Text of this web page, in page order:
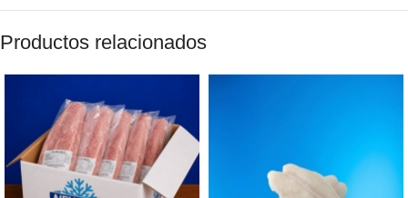
Productos relacionados